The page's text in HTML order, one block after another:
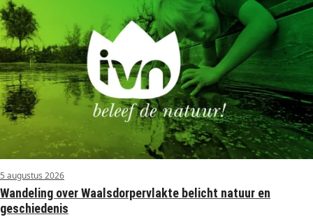
5 augustus 2026
Wandeling over Waalsdorpervlakte belicht natuur en
geschiedenis